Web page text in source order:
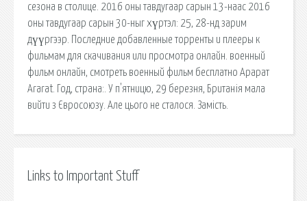
сезона в столице. 2016 оны тавдугаар сарын 13-наас 2016
оны тавдугаар сарын 30-ныг хүртэл: 25, 28-нд зарим
дүүргээр. Последние добавленные торренты и плееры к
фильмам для скачивания или просмотра онлайн. военный
фильм онлайн, смотреть военный фильм бесплатно Арарат
Ararat. Год, страна:. У п'ятницю, 29 березня, Британія мала
вийти з Євросоюзу. Але цього не сталося. Замість.
Links to Important Stuff